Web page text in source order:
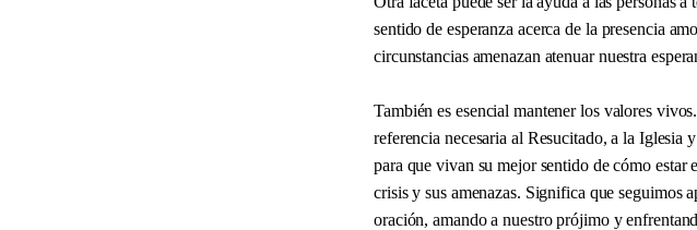
sentido de esperanza acerca de la presencia
circunstancias amenazan atenuar nuestra
También es esencial mantener los valores
referencia necesaria al Resucitado, a la Iglesia
para que vivan su mejor sentido de cómo estar
crisis y sus amenazas. Significa que seguimos
oración, amando a nuestro prójimo y